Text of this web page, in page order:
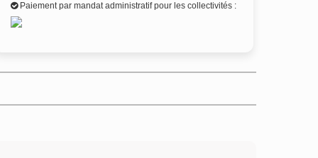
Paiement par mandat administratif pour les collectivités :